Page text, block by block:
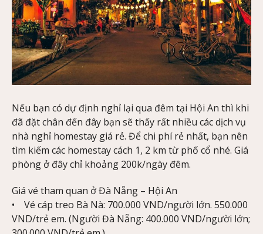
Nếu bạn có dự định nghỉ lại qua đêm tại Hội An thì khi
đã đặt chân đến đây bạn sẽ thấy rất nhiều các dịch vụ
nhà nghỉ homestay giá rẻ. Để chi phí rẻ nhất, bạn nên
tìm kiếm các homestay cách 1, 2 km từ phố cổ nhé. Giá
phòng ở đây chỉ khoảng 200k/ngày đêm.
Giá vé tham quan ở Đà Nẵng – Hội An
• Vé cáp treo Bà Nà: 700.000 VND/người lớn. 550.000
VND/trẻ em. (Người Đà Nẵng: 400.000 VND/người lớn;